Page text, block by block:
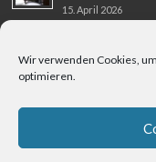
Wir verwenden Cookies,
optimieren.
15. April 2026
31. August 2025
Berliner